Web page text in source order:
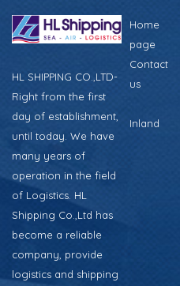
HL SHIPPING CO.,LTD-
Right from the first
day of establishment,
until today. We have
many years of
operation in the field
of Logistics. HL
Shipping Co.,Ltd has
become a reliable
company, provide
logistics and shipping
Home
page
Contact
us
Inland